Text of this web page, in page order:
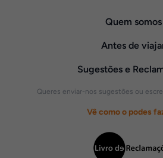
Quem somos
Antes de
Sugestões e
Queres enviar-nos sugestões ou
Vê como o podes